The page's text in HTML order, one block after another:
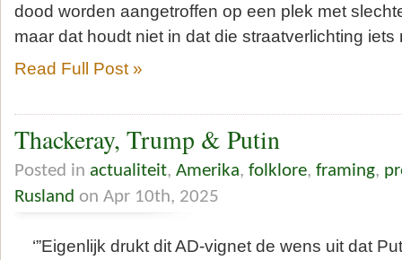
dood worden aangetroffen op een plek met
maar dat houdt niet in dat die straatverlichting
Read Full Post »
Thackeray, Trump & Putin
Posted in actualiteit, Amerika, folklore, framing,
Rusland on Apr 10th, 2025
‘”Eigenlijk drukt dit AD-vignet de wens uit dat